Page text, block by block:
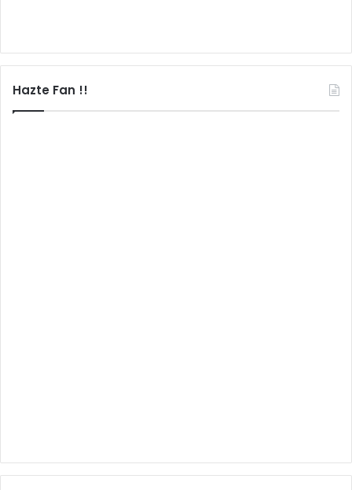
Hazte Fan !!